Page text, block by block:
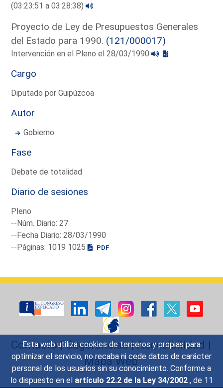
Esta web utiliza cookies de terceros y propias para
optimizar el servicio, no recaba ni cede datos de carácter
personal de los usuarios sin su conocimiento. Conforme a
lo dispuesto en el artículo 22.2 de la Ley 34/2002 , de 11
(03:23:51 a 03:28:38)
Proyecto de Ley de Presupuestos Generales
del Estado para 1990. (121/000017)
Intervención en el Pleno el 28/03/1990
Cargo
Diputado por Guipúzcoa
Autor
Gobierno
Fase
Debate de totalidad
Diario de sesiones
Pleno
--Núm. Diario: 27
--Fecha Diario: 28/03/1990
--Páginas: 1019 1025
PDF
Contacto|Sugerencias|Accesibilidad |
Mapa Web